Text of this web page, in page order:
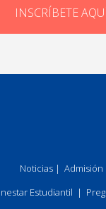
INSCRÍBETE AQUÍ
Noticias | Admisión
Estudiantil |